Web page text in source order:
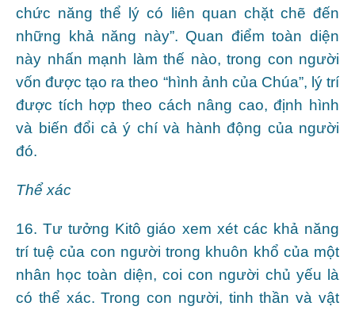
chức năng thể lý có liên quan chặt chẽ đến
những khả năng này”. Quan điểm toàn diện
này nhấn mạnh làm thế nào, trong con người
vốn được tạo ra theo “hình ảnh của Chúa”, lý trí
được tích hợp theo cách nâng cao, định hình
và biến đổi cả ý chí và hành động của người
đó.
Thể xác
16. Tư tưởng Kitô giáo xem xét các khả năng
trí tuệ của con người trong khuôn khổ của một
nhân học toàn diện, coi con người chủ yếu là
có thể xác. Trong con người, tinh thần và vật